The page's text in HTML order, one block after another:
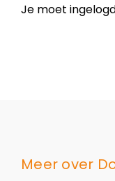
Je moet
Meer over